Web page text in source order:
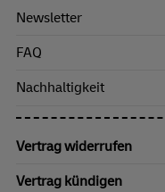
Newsletter
FAQ
Nachhaltigkeit
Vertrag widerrufen
Vertrag kündigen